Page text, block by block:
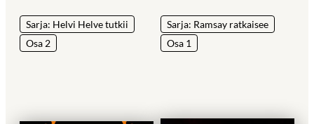
Sarja: Helvi Helve tutkii
Osa 2
Sarja: Ramsay ratkaisee
Osa 1